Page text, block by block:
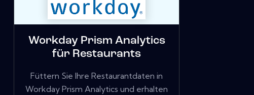
Workday Prism Analytics
für Restaurants
Füttern Sie Ihre Restaurantdaten in
Workday Prism Analytics und erhalten